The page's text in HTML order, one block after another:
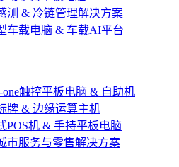
测 & 冷链管理解决方案
车载电脑 & 车载AI平台
触控平板电脑 & 自助机
牌 & 边缘运算主机
POS机 & 手持平板电脑
市服务与零售解决方案